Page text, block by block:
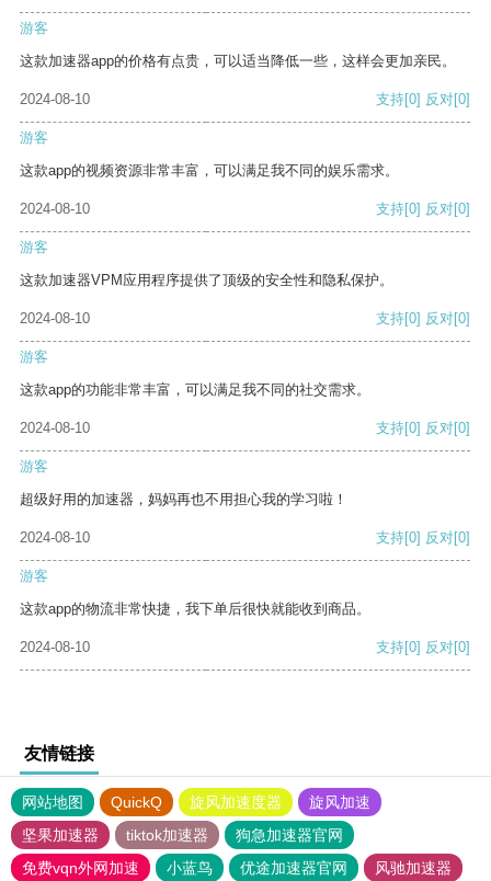
游客
这款加速器app的价格有点贵，可以适当降低一些，这样会更加亲民。
2024-08-10 支持[0] 反对[0]
游客
这款app的视频资源非常丰富，可以满足我不同的娱乐需求。
2024-08-10 支持[0] 反对[0]
游客
这款加速器VPM应用程序提供了顶级的安全性和隐私保护。
2024-08-10 支持[0] 反对[0]
游客
这款app的功能非常丰富，可以满足我不同的社交需求。
2024-08-10 支持[0] 反对[0]
游客
超级好用的加速器，妈妈再也不用担心我的学习啦！
2024-08-10 支持[0] 反对[0]
游客
这款app的物流非常快捷，我下单后很快就能收到商品。
2024-08-10 支持[0] 反对[0]
友情链接
网站地图 QuickQ 旋风加速度器
旋风加速
坚果加速器
tiktok加速器
狗急加速器官网
免费vqn外网加速
小蓝鸟 优途加速器官网
风驰加速器